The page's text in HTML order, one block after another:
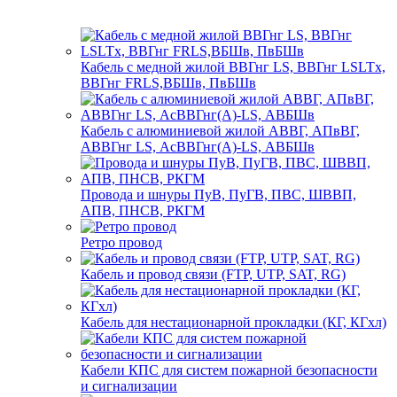
Кабель с медной жилой ВВГнг LS, ВВГнг LSLTx,
ВВГнг FRLS,ВБШв, ПвБШв
Кабель с алюминиевой жилой АВВГ, АПвВГ,
АВВГнг LS, АсВВГнг(А)-LS, АВБШв
Провода и шнуры ПуВ, ПуГВ, ПВС, ШВВП,
АПВ, ПНСВ, РКГМ
Ретро провод
Кабель и провод связи (FTP, UTP, SAT, RG)
Кабель для нестационарной прокладки (КГ, КГхл)
Кабели КПС для систем пожарной безопасности
и сигнализации